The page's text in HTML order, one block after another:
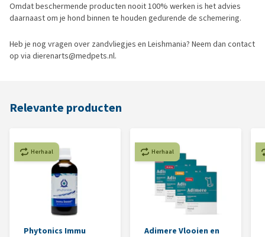
Omdat beschermende producten nooit 100% werken is het advies
daarnaast om je hond binnen te houden gedurende de schemering.
Heb je nog vragen over zandvliegjes en Leishmania? Neem dan contact
op via dierenarts@medpets.nl.
Relevante producten
Herhaal
Phytonics Immu
Herhaal
Adimere Vlooien en